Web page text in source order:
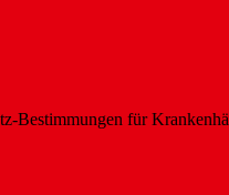
Bestimmungen für